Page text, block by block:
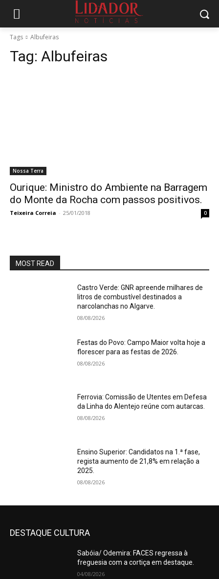
Tags Albufeiras
Tag: Albufeiras
Nossa Terra
Ourique: Ministro do Ambiente na Barragem
do Monte da Rocha com passos positivos.
Teixeira Correia - 25/01/2018 0
MOST READ
Castro Verde: GNR apreende milhares de
litros de combustível destinados a
narcolanchas no Algarve.
08/08/2026
Festas do Povo: Campo Maior volta hoje a
florescer para as festas de 2026.
08/08/2026
Ferrovia: Comissão de Utentes em Defesa
da Linha do Alentejo reúne com autarcas.
08/08/2026
Ensino Superior: Candidatos na 1.ª fase,
regista aumento de 21,8% em relação a
2025.
08/08/2026
DESTAQUE CULTURA
Sabóia/ Odemira: FACES regressa à
freguesia com a cortiça em destaque.
04/08/2026